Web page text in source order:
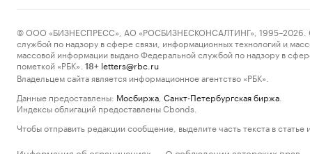
© ООО «БИЗНЕСПРЕСС», АО «РОСБИЗНЕСКОНСАЛТИНГ», 1995–2026.
службой по надзору в сфере связи, информационных технологий и
массовой информации выдано Федеральной службой по надзору в
пометкой «РБК».
18+ letters@rbc.ru
Владельцем сайта является информационное агентство «РБК».
Данные предоставлены: Мосбиржа Санкт-Петербургская биржа
Индексы облигаций предоставлены Cbonds.
Чтобы отправить редакции сообщение, выделите часть текста в